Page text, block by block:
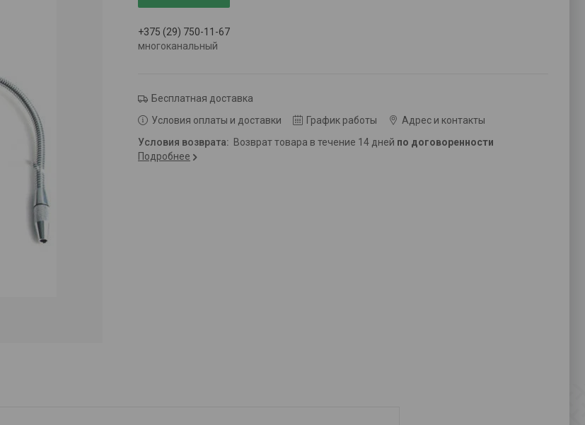
+375 (29) 750-11-67
многоканальный
Бесплатная доставка
Условия оплаты и доставки
График работы
Адрес и контакты
возврат товара в течение 14 дней по договоренности
Подробнее